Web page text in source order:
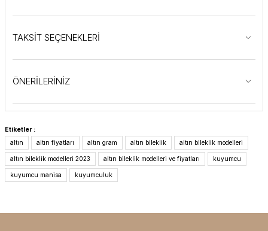
TAKSİT SEÇENEKLERİ
ÖNERİLERİNİZ
Etiketler :
altın
altın fiyatları altın gram altın bileklik altın bileklik modelleri
altın bileklik modelleri 2023 altın bileklik modelleri ve fiyatları kuyumcu
kuyumcu manisa kuyumculuk